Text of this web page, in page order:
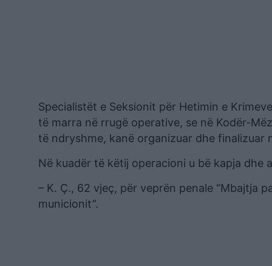
Specialistët e Seksionit për Hetimin e
të marra në rrugë operative, se në Kodër-
të ndryshme, kanë organizuar dhe finalizuar
Në kuadër të këtij operacioni u bë kapja dhe
– K. Ç., 62 vjeç, për veprën penale “Mbajtja
municionit”.